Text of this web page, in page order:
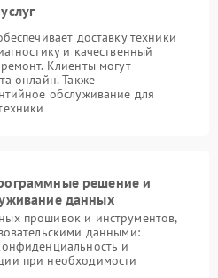
доставку техники
и качественный
Клиенты могут
онлайн. Также
обслуживание для
решение и
данных
прошивок и инструментов,
данными:
и
при необходимости